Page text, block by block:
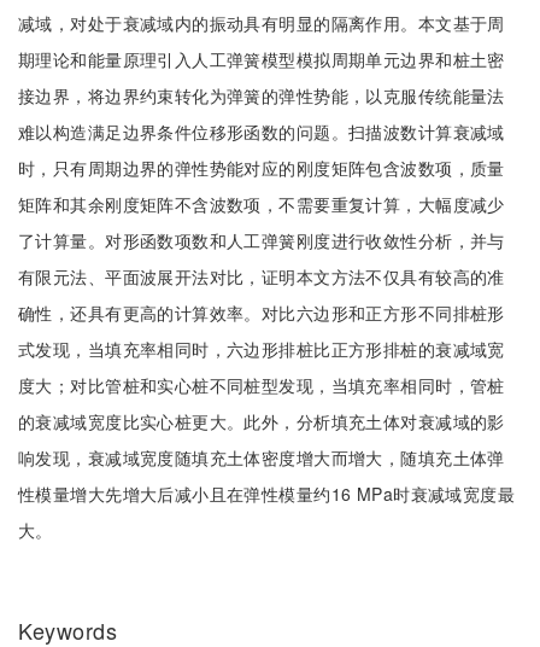
减域，对处于衰减域内的振动具有明显的隔离作用。本文基于周
期理论和能量原理引入人工弹簧模型模拟周期单元边界和桩土密
接边界，将边界约束转化为弹簧的弹性势能，以克服传统能量法
难以构造满足边界条件位移形函数的问题。扫描波数计算衰减域
时，只有周期边界的弹性势能对应的刚度矩阵包含波数项，质量
矩阵和其余刚度矩阵不含波数项，不需要重复计算，大幅度减少
了计算量。对形函数项数和人工弹簧刚度进行收敛性分析，并与
有限元法、平面波展开法对比，证明本文方法不仅具有较高的准
确性，还具有更高的计算效率。对比六边形和正方形不同排桩形
式发现，当填充率相同时，六边形排桩比正方形排桩的衰减域宽
度大；对比管桩和实心桩不同桩型发现，当填充率相同时，管桩
的衰减域宽度比实心桩更大。此外，分析填充土体对衰减域的影
响发现，衰减域宽度随填充土体密度增大而增大，随填充土体弹
性模量增大先增大后减小且在弹性模量约16 MPa时衰减域宽度最
大。
Keywords